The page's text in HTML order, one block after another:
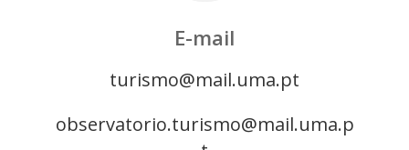
E-mail
turismo@mail.uma.pt
observatorio.turismo@mail.uma.p